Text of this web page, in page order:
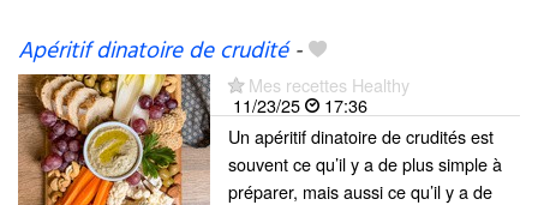
Apéritif dinatoire de crudité-
Mes recettes Healthy
11/23/25
17:36
Un apéritif dinatoire de crudités est
souvent ce qu’il y a de plus simple à
préparer, mais aussi ce qu’il y a de